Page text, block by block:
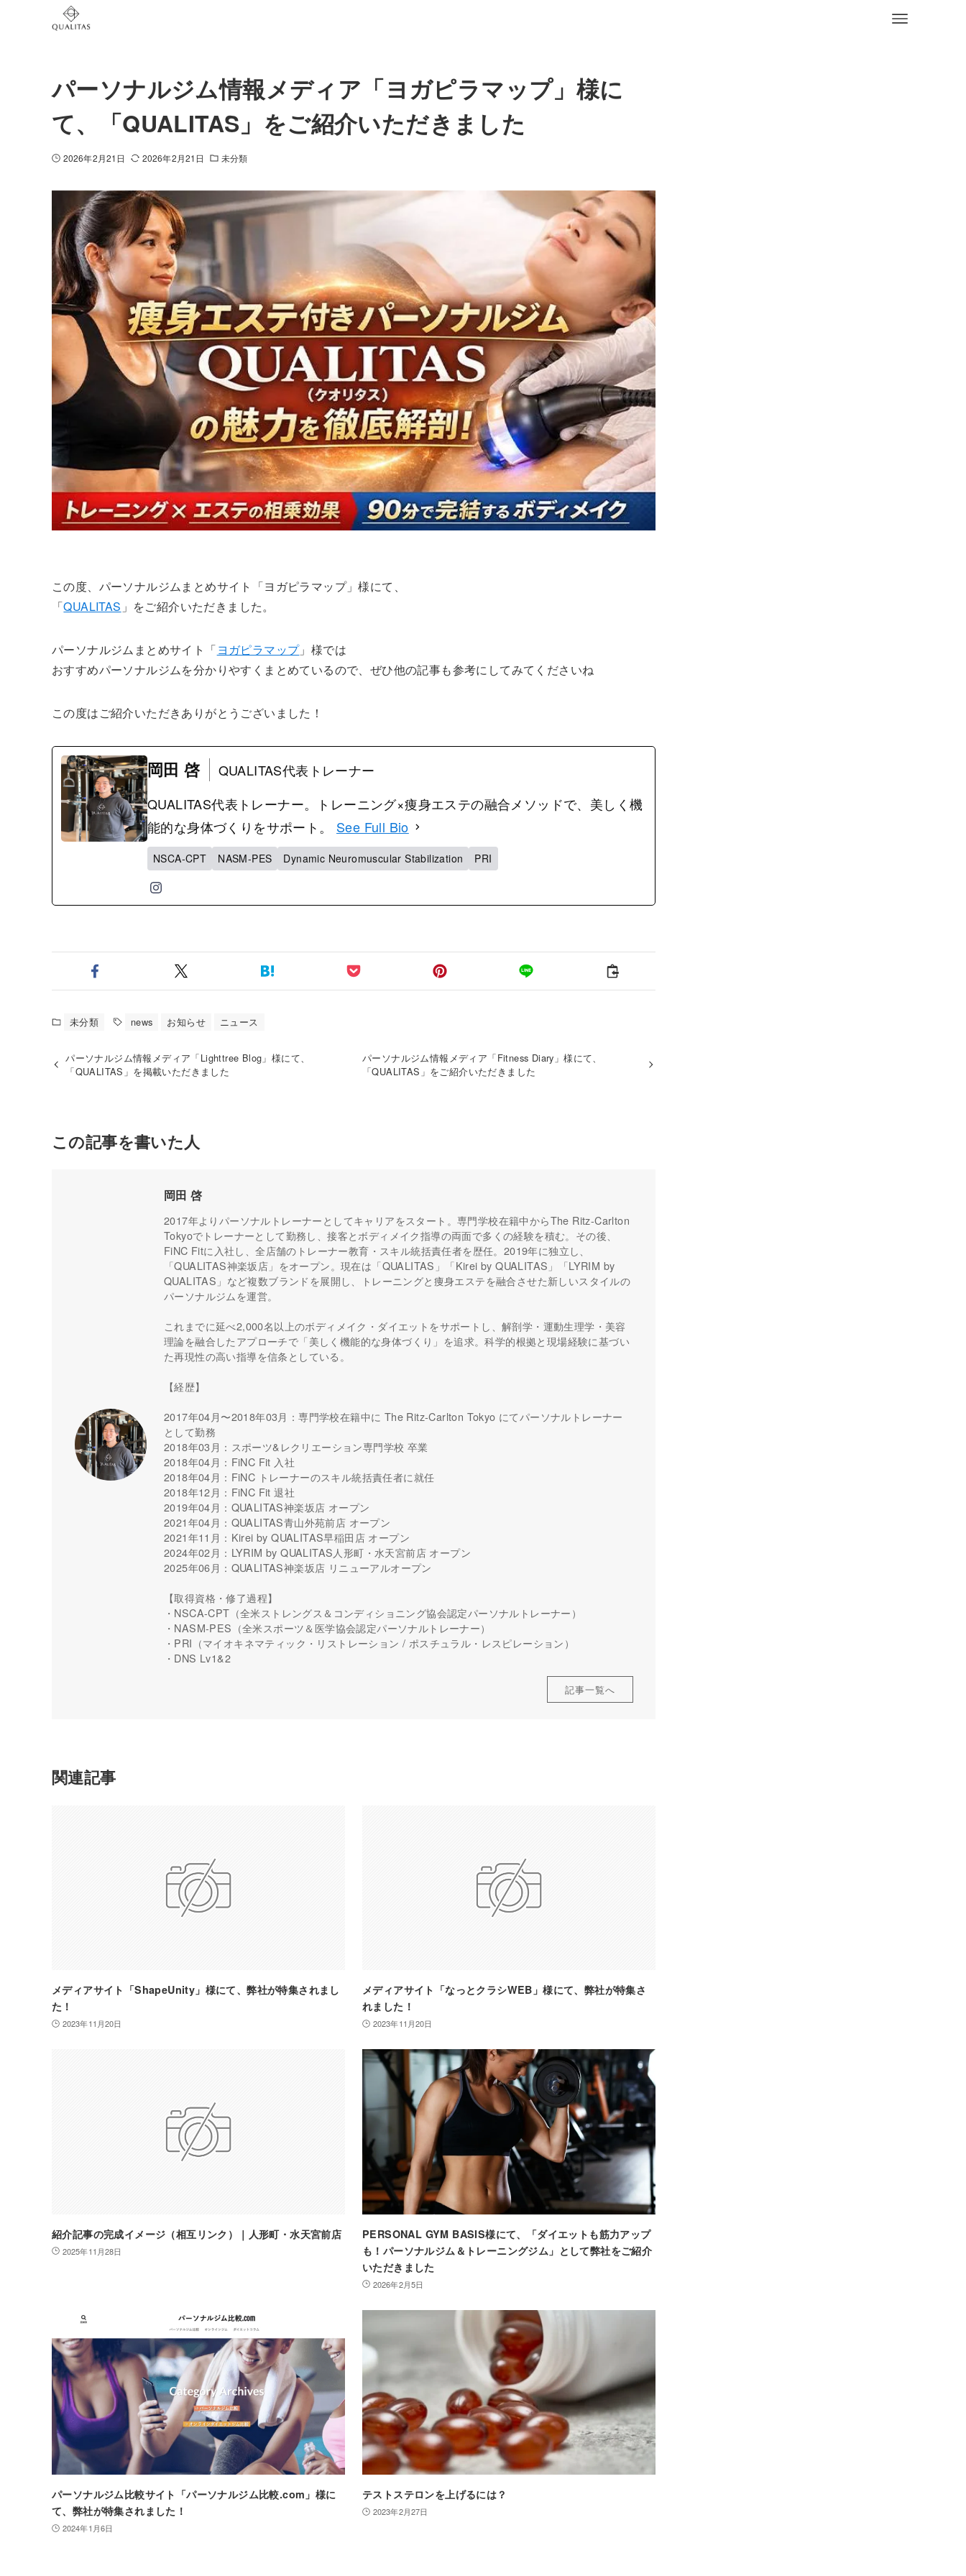
パーソナルジム情報メディア「ヨガピラマップ」様に
て、「QUALITAS」をご紹介いただきました
2026年2月21日 2026年2月21日 未分類
この度、パーソナルジムまとめサイト「ヨガピラマップ」様にて、
「QUALITAS 」をご紹介いただきました。
パーソナルジムまとめサイト「ヨガピラマップ」様では
おすすめパーソナルジムを分かりやすくまとめているので、ぜひ他の記事も参考にしてみてくださいね
この度はご紹介いただきありがとうございました！
岡田 啓
QUALITAS代表トレーナー
QUALITAS代表トレーナー。トレーニング×痩身エステの融合メソッドで、美しく機
能的な身体づくりをサポート。 See Full Bio
NSCA-CPT NASM-PES Dynamic Neuromuscular Stabilization PRI
未分類 news お知らせ ニュース
パーソナルジム情報メディア「Lighttree Blog」様にて、
「QUALITAS」を掲載いただきました
パーソナルジム情報メディア「Fitness Diary」様にて、
「QUALITAS」をご紹介いただきました
この記事を書いた人
岡田 啓
2017年よりパーソナルトレーナーとしてキャリアをスタート。専門学校在籍中からThe Ritz-Carlton
Tokyoでトレーナーとして勤務し、接客とボディメイク指導の両面で多くの経験を積む。その後、
FiNC Fitに入社し、全店舗のトレーナー教育・スキル統括責任者を歴任。2019年に独立し、
「QUALITAS神楽坂店」をオープン。現在は「QUALITAS」「Kirei by QUALITAS」「LYRIM by
QUALITAS」など複数ブランドを展開し、トレーニングと痩身エステを融合させた新しいスタイルの
パーソナルジムを運営。
これまでに延べ2,000名以上のボディメイク・ダイエットをサポートし、解剖学・運動生理学・美容
理論を融合したアプローチで「美しく機能的な身体づくり」を追求。科学的根拠と現場経験に基づい
た再現性の高い指導を信条としている。
【経歴】
2017年04月〜2018年03月：専門学校在籍中に The Ritz-Carlton Tokyo にてパーソナルトレーナー
として勤務
2018年03月：スポーツ&レクリエーション専門学校 卒業
2018年04月：FiNC Fit 入社
2018年04月：FiNC トレーナーのスキル統括責任者に就任
2018年12月：FiNC Fit 退社
2019年04月：QUALITAS神楽坂店 オープン
2021年04月：QUALITAS青山外苑前店 オープン
2021年11月：Kirei by QUALITAS早稲田店 オープン
2024年02月：LYRIM by QUALITAS人形町・水天宮前店 オープン
2025年06月：QUALITAS神楽坂店 リニューアルオープン
【取得資格・修了過程】
・NSCA-CPT（全米ストレングス＆コンディショニング協会認定パーソナルトレーナー）
・NASM-PES（全米スポーツ＆医学協会認定パーソナルトレーナー）
・PRI（マイオキネマティック・リストレーション / ポスチュラル・レスピレーション）
・DNS Lv1&2
記事一覧へ
関連記事
メディアサイト「ShapeUnity」様にて、弊社が特集されまし
た！
2023年11月20日
メディアサイト「なっとクラシWEB」様にて、弊社が特集さ
れました！
2023年11月20日
紹介記事の完成イメージ（相互リンク）｜人形町・水天宮前店
2025年11月28日
PERSONAL GYM BASIS様にて、「ダイエットも筋力アップ
も！パーソナルジム＆トレーニングジム」として弊社をご紹介
いただきました
2026年2月5日
パーソナルジム比較サイト「パーソナルジム比較.com」様に
て、弊社が特集されました！
2024年1月6日
テストステロンを上げるには？
2023年2月27日